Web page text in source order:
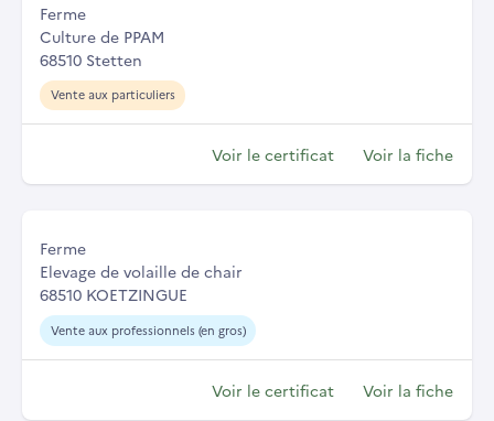
Ferme
Culture de PPAM
68510 Stetten
Vente aux particuliers
Voir le certificat Voir la fiche
Ferme
Elevage de volaille de chair
68510 KOETZINGUE
Vente aux professionnels (en gros)
Voir le certificat Voir la fiche